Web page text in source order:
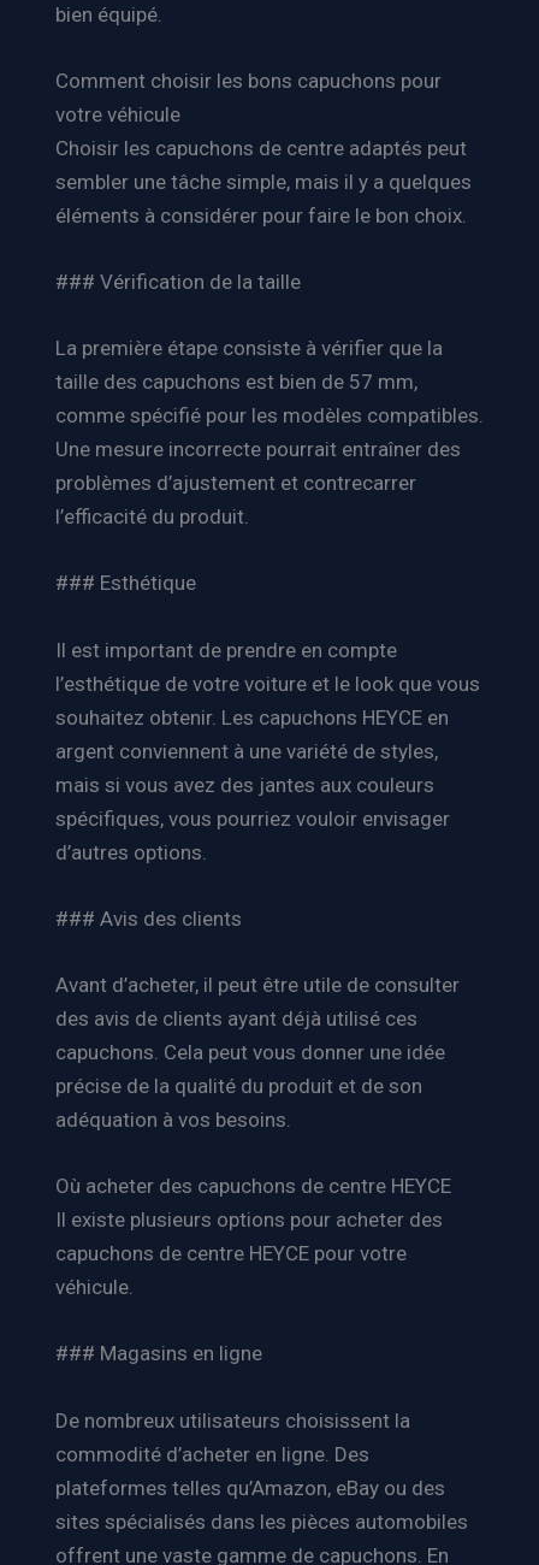
bien équipé.
Comment choisir les bons capuchons pour
votre véhicule
Choisir les capuchons de centre adaptés peut
sembler une tâche simple, mais il y a quelques
éléments à considérer pour faire le bon choix.
### Vérification de la taille
La première étape consiste à vérifier que la
taille des capuchons est bien de 57 mm,
comme spécifié pour les modèles compatibles.
Une mesure incorrecte pourrait entraîner des
problèmes d’ajustement et contrecarrer
l’efficacité du produit.
### Esthétique
Il est important de prendre en compte
l’esthétique de votre voiture et le look que vous
souhaitez obtenir. Les capuchons HEYCE en
argent conviennent à une variété de styles,
mais si vous avez des jantes aux couleurs
spécifiques, vous pourriez vouloir envisager
d’autres options.
### Avis des clients
Avant d’acheter, il peut être utile de consulter
des avis de clients ayant déjà utilisé ces
capuchons. Cela peut vous donner une idée
précise de la qualité du produit et de son
adéquation à vos besoins.
Où acheter des capuchons de centre HEYCE
Il existe plusieurs options pour acheter des
capuchons de centre HEYCE pour votre
véhicule.
### Magasins en ligne
De nombreux utilisateurs choisissent la
commodité d’acheter en ligne. Des
plateformes telles qu’Amazon, eBay ou des
sites spécialisés dans les pièces automobiles
offrent une vaste gamme de capuchons. En